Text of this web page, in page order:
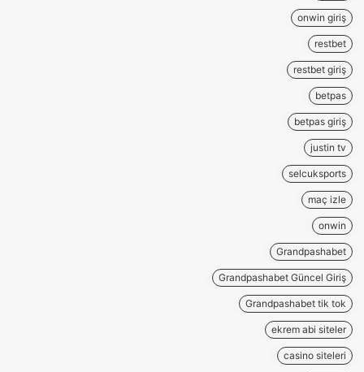
onwin giriş
restbet
restbet giriş
betpas
betpas giriş
justin tv
selcuksports
maç izle
onwin
Grandpashabet
Grandpashabet Güncel Giriş
Grandpashabet tik tok
ekrem abi siteler
casino siteleri